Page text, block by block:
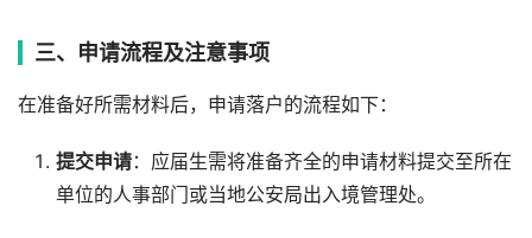
三、申请流程及注意事项
在准备好所需材料后，申请落户的流程如下：
提交申请：应届生需将准备齐全的申请材料提交至所在
单位的人事部门或当地公安局出入境管理处。